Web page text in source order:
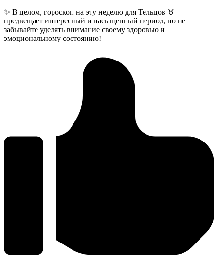
✨ В целом, гороскоп на эту неделю для Тельцов ♉️
предвещает интересный и насыщенный период, но не
забывайте уделять внимание своему здоровью и
эмоциональному состоянию!